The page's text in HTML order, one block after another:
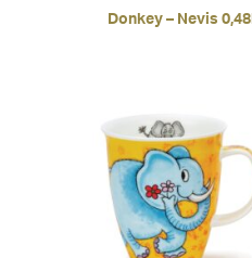
Donkey – Nevis 0,48l